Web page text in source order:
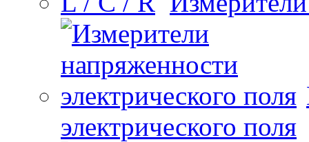
электрического поля